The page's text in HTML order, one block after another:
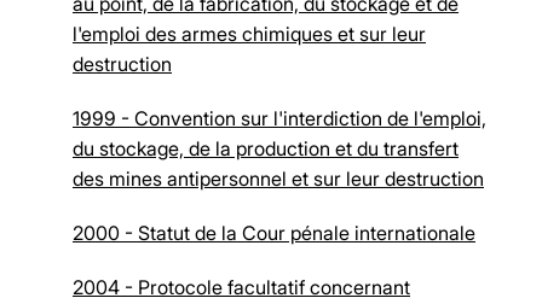
l'emploi des armes chimiques et sur leur
destruction
1999 - Convention sur l'interdiction de l'emploi,
du stockage, de la production et du transfert
des mines antipersonnel et sur leur destruction
2000 - Statut de la Cour pénale internationale
2004 - Protocole facultatif concernant